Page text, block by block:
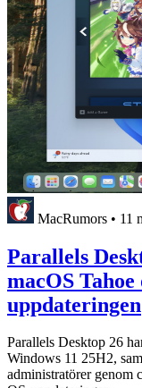
MacRumors • 11
Parallels
macOS
uppdateringen
Parallels Desktop 26
Windows 11 25H2,
administratörer genom